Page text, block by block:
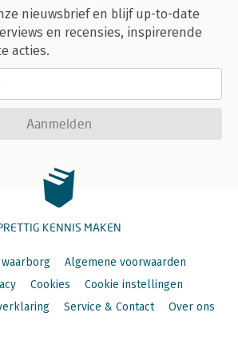
nieuwsbrief en blijf up-to-date
en recensies, inspirerende
acties.
Aanmelden
KENNIS MAKEN
Algemene voorwaarden
Cookies
Cookie instellingen
Service & Contact Over ons